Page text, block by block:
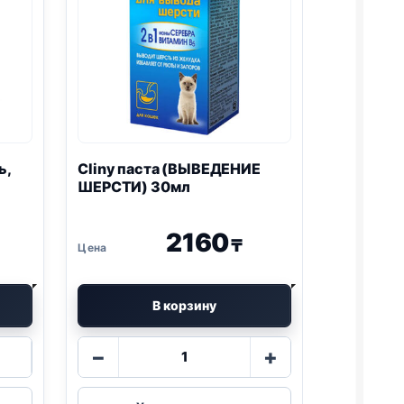
Cliny паста (ВЫВЕДЕНИЕ
ШЕРСТИ) 30мл
2160₸
В корзину
−
товара
Cliny
+